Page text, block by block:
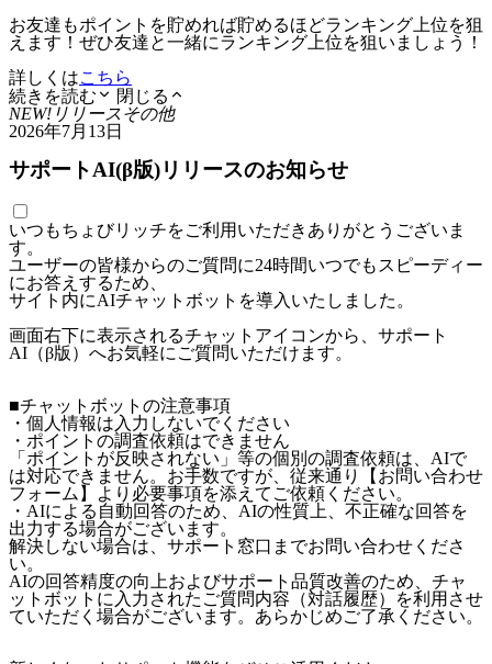
お友達もポイントを貯めれば貯めるほどランキング上位を狙
えます！ぜひ友達と一緒にランキング上位を狙いましょう！
詳しくはこちら
続きを読む
閉じる
NEW! リリースその他
2026年7月13日
サポートAI(β版)リリースのお知らせ
いつもちょびリッチをご利用いただきありがとうございま
す。
ユーザーの皆様からのご質問に24時間いつでもスピーディー
にお答えするため、
サイト内にAIチャットボットを導入いたしました。
画面右下に表示されるチャットアイコンから、サポート
AI（β版）へお気軽にご質問いただけます。
■チャットボットの注意事項
・個人情報は入力しないでください
・ポイントの調査依頼はできません
「ポイントが反映されない」等の個別の調査依頼は、AIで
は対応できません。お手数ですが、従来通り【お問い合わせ
フォーム】より必要事項を添えてご依頼ください。
・AIによる自動回答のため、AIの性質上、不正確な回答を
出力する場合がございます。
解決しない場合は、サポート窓口までお問い合わせくださ
い。
AIの回答精度の向上およびサポート品質改善のため、チャ
ットボットに入力されたご質問内容（対話履歴）を利用させ
ていただく場合がございます。あらかじめご了承ください。